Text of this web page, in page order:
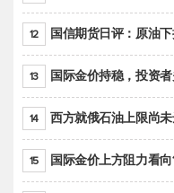
12 国信期货日评：原油
13 国际金价持稳，投资
14 西方就俄石油上限尚
15 国际金价上方阻力看向